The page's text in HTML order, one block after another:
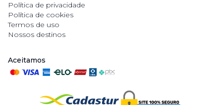
Política de privacidade
Política de cookies
Termos de uso
Nossos destinos
Aceitamos